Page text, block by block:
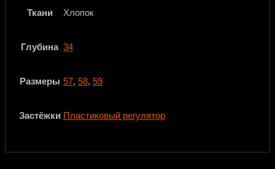
Ткани Хлопок
Глубина 34
Размеры 57, 58, 59
Застёжки Пластиковый регулятор